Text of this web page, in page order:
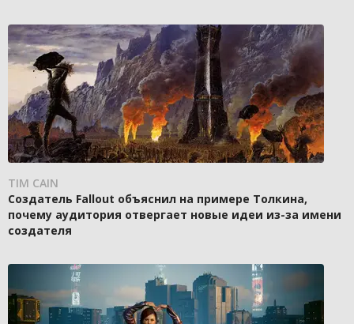
TIM CAIN
Создатель Fallout объяснил на примере Толкина,
почему аудитория отвергает новые идеи из-за имени
создателя